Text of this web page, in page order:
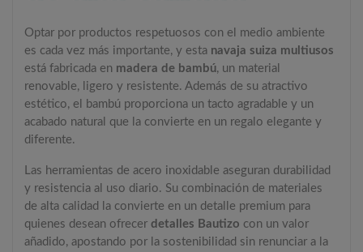
Optar por productos respetuosos con el medio ambiente
es cada vez más importante, y esta navaja suiza multiusos
está fabricada en madera de bambú, un material
renovable, ligero y resistente. Además de su atractivo
estético, el bambú proporciona un tacto agradable y un
acabado natural que la convierte en un regalo elegante y
diferente.
Las herramientas de acero inoxidable aseguran durabilidad
y resistencia al uso diario. Su combinación de materiales
de alta calidad la convierte en un detalle premium para
quienes desean ofrecerdetalles Bautizo con un valor
añadido, apostando por la sostenibilidad sin renunciar a la